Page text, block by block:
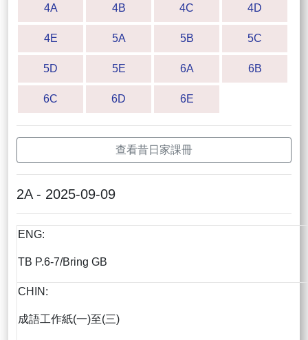
4A 4B 4C 4D
4E 5A 5B 5C
5D 5E 6A 6B
6C 6D 6E
查看昔日家課冊
2A - 2025-09-09
ENG:
TB P.6-7/Bring GB
CHIN:
成語工作紙(一)至(三)